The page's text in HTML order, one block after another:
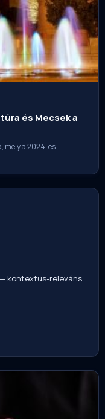
és Mecsek a
mely a 2024-es
kontextus-releváns